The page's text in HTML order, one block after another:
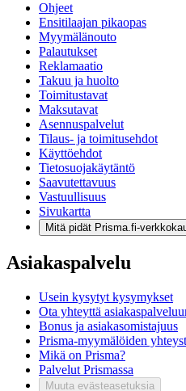
Ohjeet
Ensitilaajan pikaopas
Myymälänouto
Palautukset
Reklamaatio
Takuu ja huolto
Toimitustavat
Maksutavat
Asennuspalvelut
Tilaus- ja toimitusehdot
Käyttöehdot
Tietosuojakäytäntö
Saavutettavuus
Vastuullisuus
Sivukartta
Mitä pidät Prisma.fi-
Asiakaspalvelu
Usein kysytyt kysymykset
Ota yhteyttä
Bonus ja asiakasomistajuus
Prisma-myymälöiden
Mikä on Prisma?
Palvelut Prismassa
Muuta evästeasetuksia